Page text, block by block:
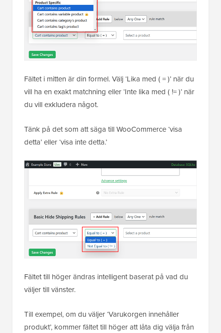
Fältet i mitten är din formel. Välj ‘Lika med ( = )’ när du
vill ha en exakt matchning eller ‘Inte lika med ( != )’ när
du vill exkludera något.
Tänk på det som att säga till WooCommerce ‘visa
detta’ eller ‘visa inte detta.’
Fältet till höger ändras intelligent baserat på vad du
väljer till vänster.
Till exempel, om du väljer ‘Varukorgen innehåller
produkt’, kommer fältet till höger att låta dig välja från